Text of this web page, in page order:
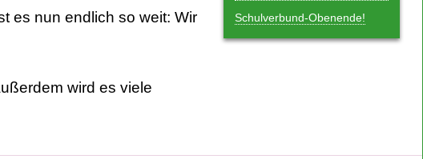
es nun endlich so weit: Wir
wird es viele
Schulverbund-Obenende!